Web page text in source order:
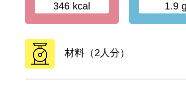
346 kcal 1.9 g
材料（2人分）